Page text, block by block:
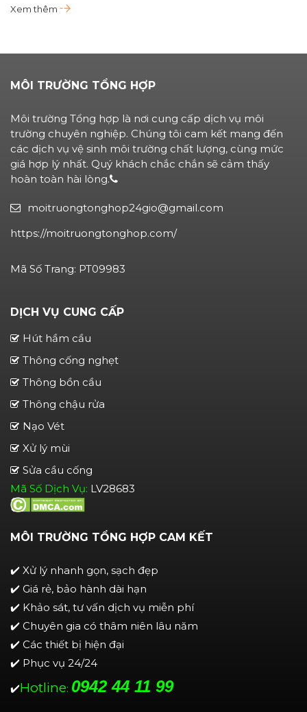
Xem thêm
MÔI TRƯỜNG TỔNG HỢP
Môi trường Tổng hợp là nơi cung cấp dịch vụ môi
trường chuyên nghiệp. Chúng tôi cam kết mang đến
các dịch vụ vệ sinh môi trường chất lượng, cùng mức
giá hợp lý nhất. Quý khách chắc chắn sẽ cảm thấy
hoàn toàn hài lòng.
moitruongtonghop24gio@gmail.com
https://moitruongtonghop.com/
Mã Số Trang: PT09983
DỊCH VỤ CUNG CẤP
Hút hầm cầu
Thông cống nghẹt
Thông bồn cầu
Thông chậu rửa
Nạo Vét
Xử lý mùi
Sửa cầu cống
Mã Số Dịch Vụ: LV28683
MÔI TRƯỜNG TỔNG HỢP CAM KẾT
✔️ Xử lý nhanh gọn, sạch đẹp
✔️ Giá rẻ, bảo hành dài hạn
✔️ Khảo sát, tư vấn dịch vụ miễn phí
✔️ Chuyên gia có thâm niên lâu năm
✔️ Các thiết bị hiện đại
✔️ Phục vụ 24/24
✔️Hotline: 0942 44 11 99